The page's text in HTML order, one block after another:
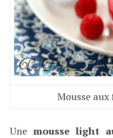
Mousse
Unemousse light